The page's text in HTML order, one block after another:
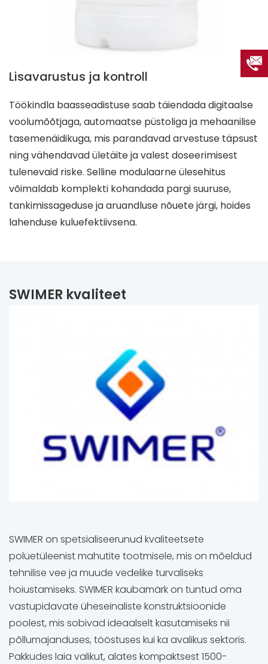
Lisavarustus ja kontroll
Töökindla baasseadistuse saab täiendada digitaalse
voolumõõtjaga, automaatse püstoliga ja mehaanilise
tasemenäidikuga, mis parandavad arvestuse täpsust
ning vähendavad ületäite ja valest doseerimisest
tulenevaid riske. Selline modulaarne ülesehitus
võimaldab komplekti kohandada pargi suuruse,
tankimissageduse ja aruandluse nõuete järgi, hoides
lahenduse kuluefektiivsena.
SWIMER kvaliteet
SWIMER on spetsialiseerunud kvaliteetsete
polüetüleenist mahutite tootmisele, mis on mõeldud
tehnilise vee ja muude vedelike turvaliseks
hoiustamiseks. SWIMER kaubamärk on tuntud oma
vastupidavate üheseinaliste konstruktsioonide
poolest, mis sobivad ideaalselt kasutamiseks nii
põllumajanduses, tööstuses kui ka avalikus sektoris.
Pakkudes laia valikut, alates kompaktsest 1500-